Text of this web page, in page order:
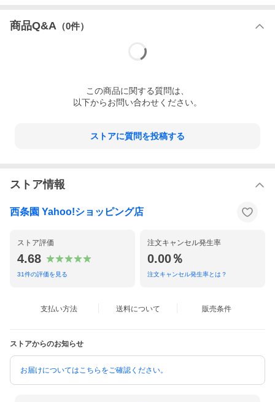
商品Q&A （0件）
この商品に関する質問は、
以下からお問い合わせください。
ストアに質問を投稿する
ストア情報
西条園 Yahoo!ショッピング店
ストア評価
4.68
31件の評価を見る
注文キャンセル発生率
0.00％
注文キャンセル発生率とは？
支払い方法 送料について 販売条件
ストアからのお知らせ
お届けについてはこちらをご確認ください。